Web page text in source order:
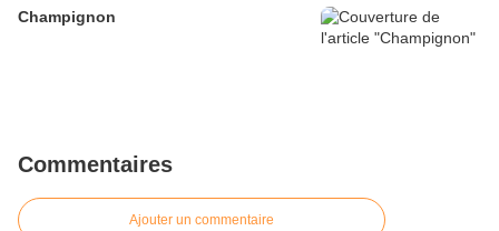
Champignon
Commentaires
Ajouter un commentaire